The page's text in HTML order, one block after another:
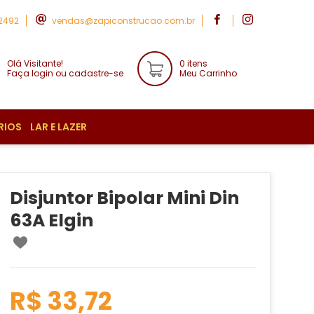
vendas@zapiconstrucao.com.br
Olá Visitante!
Faça login ou cadastre-se
0 itens
Meu Carrinho
LAR E LAZER
Disjuntor Bipolar Mini Din
63A Elgin
R$ 33,72